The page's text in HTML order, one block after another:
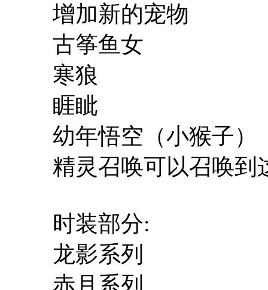
增加新的宠物
古筝鱼女
寒狼
睚眦
幼年悟空（小猴子）
精灵召唤可以召唤到
时装部分:
龙影系列
赤月系列